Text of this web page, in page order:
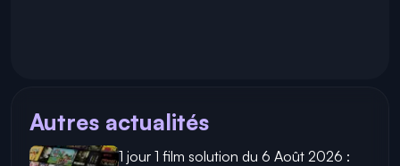
Autres actualités
1 jour 1 film solution du 6 Août 2026 :